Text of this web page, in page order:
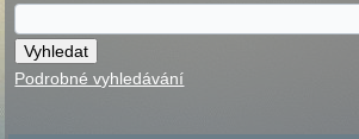
Podrobné vyhledávání